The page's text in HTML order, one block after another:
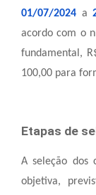
01/07/2024 a
acordo com o
fundamental,
100,00 para
Etapas de
A seleção dos
objetiva,